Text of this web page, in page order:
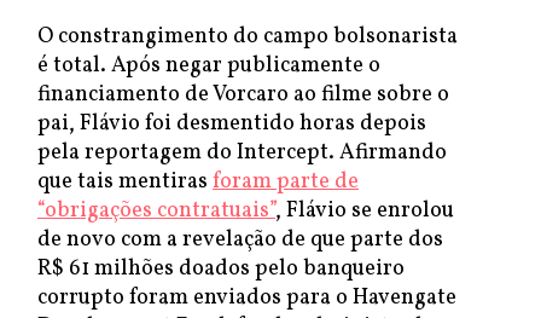
O constrangimento do campo bolsonarista
é total. Após negar publicamente o
financiamento de Vorcaro ao filme sobre o
pai, Flávio foi desmentido horas depois
pela reportagem do Intercept. Afirmando
que tais mentiras foram parte de
“obrigações contratuais”, Flávio se enrolou
de novo com a revelação de que parte dos
R$ 61 milhões doados pelo banqueiro
corrupto foram enviados para o Havengate